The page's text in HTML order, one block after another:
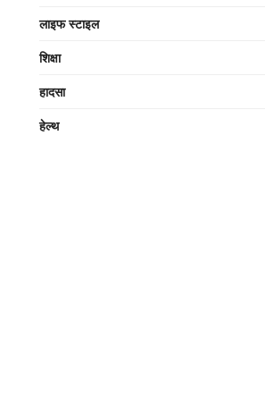
लाइफ स्टाइल
शिक्षा
हादसा
हेल्थ